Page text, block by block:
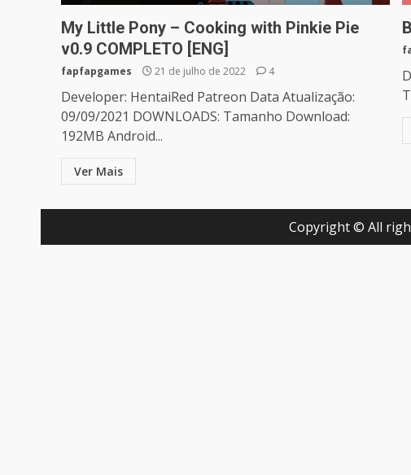
My Little Pony – Cooking with Pinkie Pie
v0.9 COMPLETO [ENG]
fapfapgames 21 de julho de 2022 4
Developer: HentaiRed Patreon Data Atualização:
09/09/2021 DOWNLOADS: Tamanho Download:
192MB Android...
Ver Mais
Copyright © All